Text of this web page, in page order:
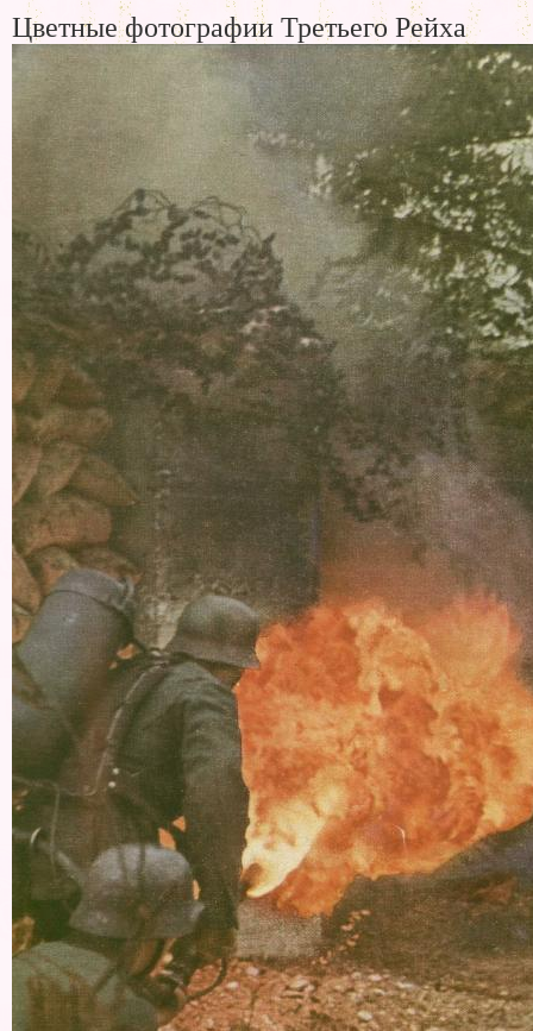
Цветные фотографии Третьего Рейха